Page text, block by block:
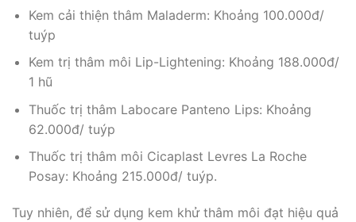
Kem cải thiện thâm Maladerm: Khoảng 100.000đ/
tuýp
Kem trị thâm môi Lip-Lightening: Khoảng 188.000đ/
1 hũ
Thuốc trị thâm Labocare Panteno Lips: Khoảng
62.000đ/ tuýp
Thuốc trị thâm môi Cicaplast Levres La Roche
Posay: Khoảng 215.000đ/ tuýp.
Tuy nhiên, để sử dụng kem khử thâm môi đạt hiệu quả